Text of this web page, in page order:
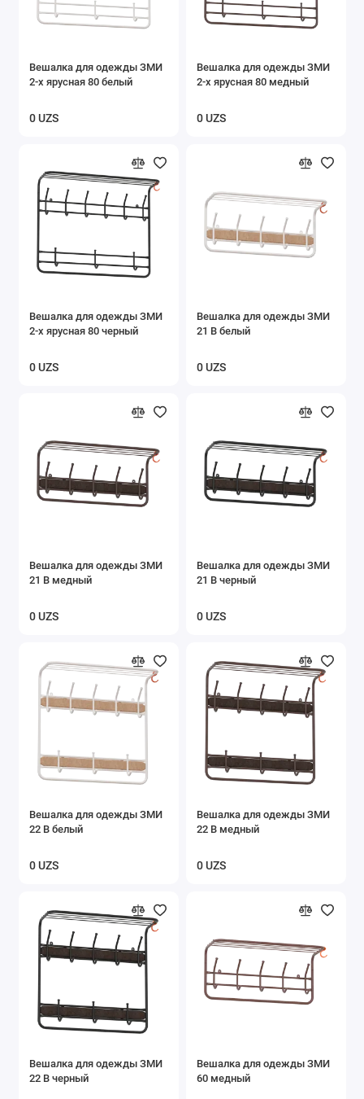
Вешалка для одежды ЗМИ
2-х ярусная 80 белый
0 UZS
Вешалка для одежды ЗМИ
2-х ярусная 80 медный
0 UZS
Вешалка для одежды ЗМИ
2-х ярусная 80 черный
0 UZS
Вешалка для одежды ЗМИ
21 В белый
0 UZS
Вешалка для одежды ЗМИ
21 В медный
0 UZS
Вешалка для одежды ЗМИ
21 В черный
0 UZS
Вешалка для одежды ЗМИ
22 В белый
0 UZS
Вешалка для одежды ЗМИ
22 В медный
0 UZS
Вешалка для одежды ЗМИ
22 В черный
Вешалка для одежды ЗМИ
60 медный